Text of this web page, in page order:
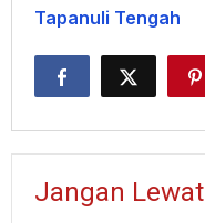
Tapanuli Tengah
Jangan